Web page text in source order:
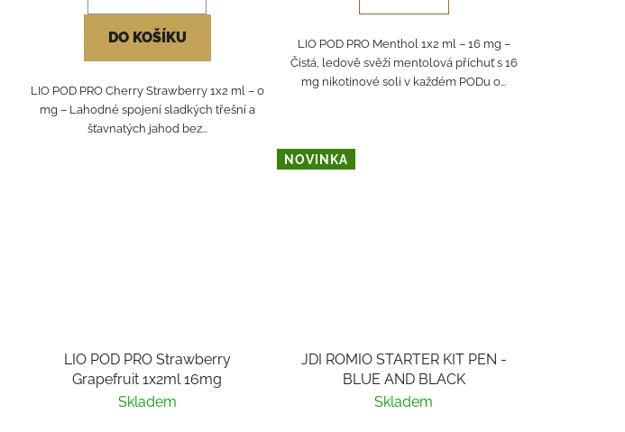
DO KOŠÍKU
LIO POD PRO Cherry Strawberry 1x2 ml – 0
mg – Lahodné spojení sladkých třešní a
šťavnatých jahod bez...
LIO POD PRO Menthol 1x2 ml – 16 mg –
Čistá, ledově svěží mentolová příchuť s 16
mg nikotinové soli v každém PODu o...
LIO POD PRO Strawberry
Grapefruit 1x2ml 16mg
Skladem
NOVINKA
JDI ROMIO STARTER KIT PEN -
BLUE AND BLACK
Skladem